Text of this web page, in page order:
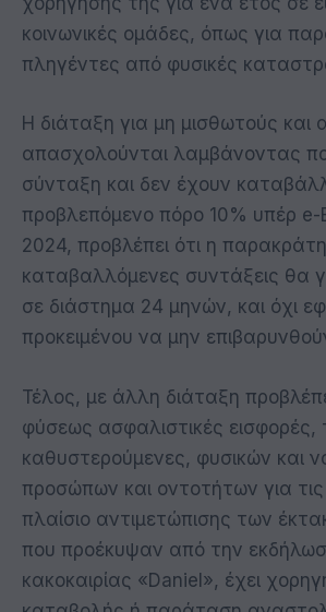
κοινωνικές ομάδες, όπως για
πληγέντες από φυσικές
Η διάταξη για μη μισθωτούς και
απασχολούνται λαμβάνοντας
σύνταξη και δεν έχουν
προβλεπόμενο πόρο 10% υπέρ
2024, προβλέπει ότι η
καταβαλλόμενες συντάξεις θα
σε διάστημα 24 μηνών, και όχι
προκειμένου να μην
Τέλος, με άλλη διάταξη
φύσεως ασφαλιστικές εισφορές,
καθυστερούμενες, φυσικών και
προσώπων και οντοτήτων για
πλαίσιο αντιμετώπισης των
που προέκυψαν από την
κακοκαιρίας «Daniel», έχει